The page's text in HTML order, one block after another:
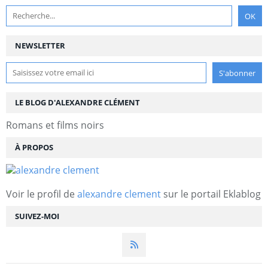
NEWSLETTER
SUIVEZ-MOI
LE BLOG D'ALEXANDRE CLÉMENT
Romans et films noirs
À PROPOS
Voir le profil de alexandre clement sur le portail Eklablog